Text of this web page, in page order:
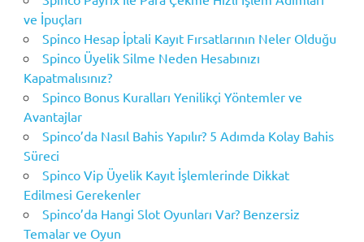
ve İpuçları
Spinco Hesap İptali Kayıt Fırsatlarının Neler Olduğu
Spinco Üyelik Silme Neden Hesabınızı
Kapatmalısınız?
Spinco Bonus Kuralları Yenilikçi Yöntemler ve
Avantajlar
Spinco’da Nasıl Bahis Yapılır? 5 Adımda Kolay Bahis
Süreci
Spinco Vip Üyelik Kayıt İşlemlerinde Dikkat
Edilmesi Gerekenler
Spinco’da Hangi Slot Oyunları Var? Benzersiz
Temalar ve Oyun